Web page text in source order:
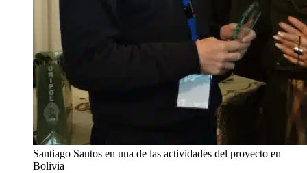
Santiago Santos en una de las actividades del proyecto en
Bolivia